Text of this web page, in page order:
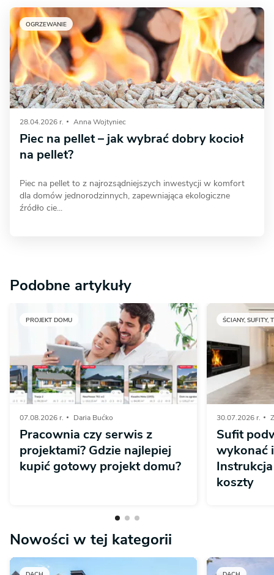
OGRZEWANIE
28.04.2026 r. Anna Wojtyniec
Piec na pellet – jak wybrać dobry kocioł
na pellet?
Piec na pellet to z najrozsądniejszych inwestycji w komfort
dla domów jednorodzinnych, zapewniająca ekologiczne
źródło cie...
Podobne artykuły
PROJEKT DOMU
07.08.2026 r. Daria Bućko
Pracownia czy serwis z
projektami? Gdzie najlepiej
kupić gotowy projekt domu?
ŚCIANY, SUFITY,
30.07.2026 r.
Sufit
wykonać
koszty
Nowości w tej kategorii